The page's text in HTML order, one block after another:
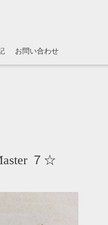
お問い合わせ
７☆